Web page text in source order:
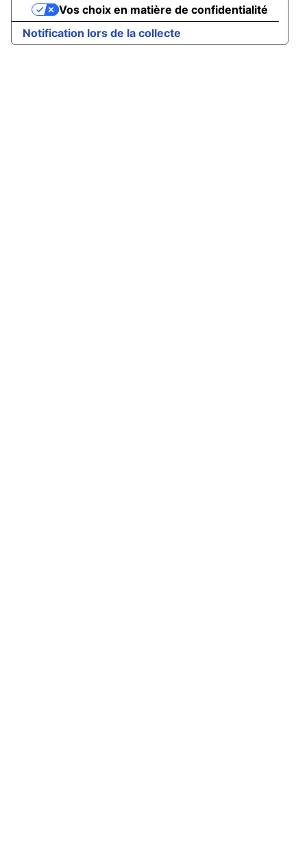
Notification lors de la collecte
Vos choix en matière de confidentialité